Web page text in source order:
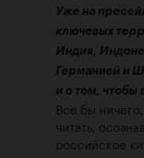
Уже на
ключевых
Индия,
Германией и
и о том, чтобы
Все бы
читать,
российское